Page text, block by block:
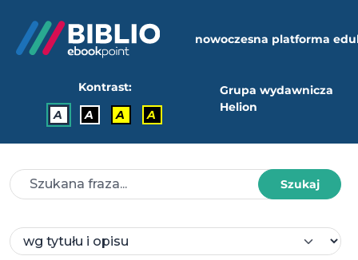
nowoczesna platforma
Kontrast:
A
A A A
Grupa wydawnicza
Helion
Szukaj